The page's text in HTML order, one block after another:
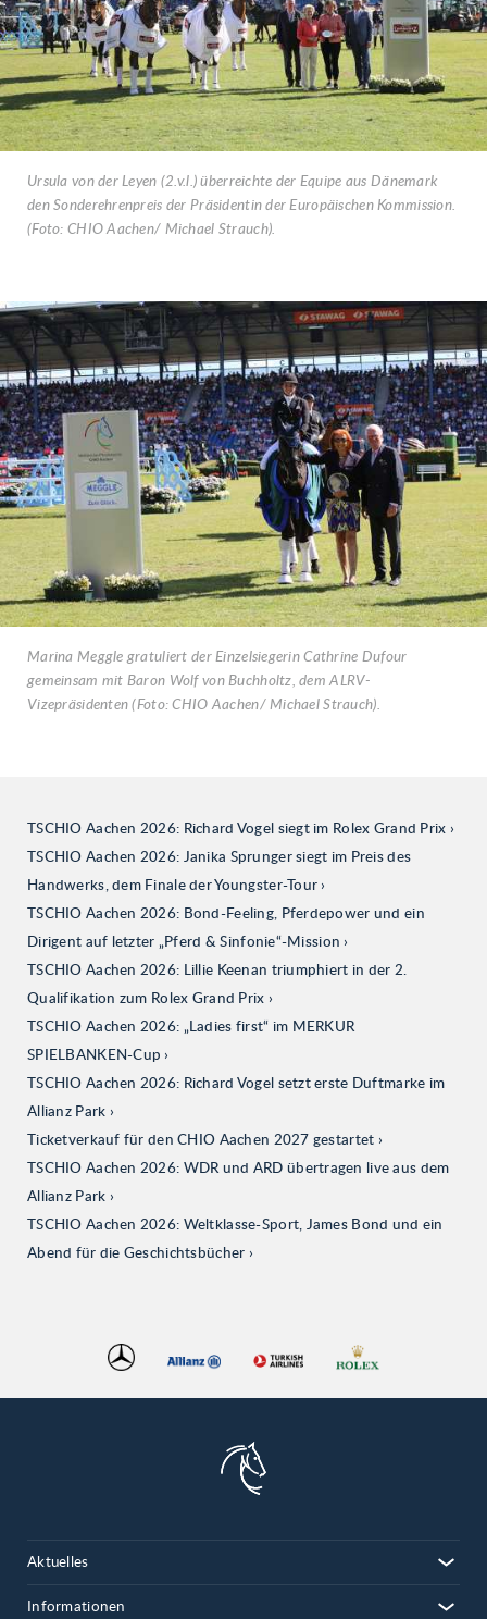
Ursula von der Leyen (2.v.l.) überreichte der Equipe aus Dänemark
den Sonderehrenpreis der Präsidentin der Europäischen Kommission.
(Foto: CHIO Aachen/ Michael Strauch).
Marina Meggle gratuliert der Einzelsiegerin Cathrine Dufour
gemeinsam mit Baron Wolf von Buchholtz, dem ALRV-
Vizepräsidenten (Foto: CHIO Aachen/ Michael Strauch).
TSCHIO Aachen 2026: Richard Vogel siegt im Rolex Grand Prix
TSCHIO Aachen 2026: Janika Sprunger siegt im Preis des
Handwerks, dem Finale der Youngster-Tour
TSCHIO Aachen 2026: Bond-Feeling, Pferdepower und ein
Dirigent auf letzter „Pferd & Sinfonie“-Mission
TSCHIO Aachen 2026: Lillie Keenan triumphiert in der 2.
Qualifikation zum Rolex Grand Prix
TSCHIO Aachen 2026: „Ladies first“ im MERKUR
SPIELBANKEN-Cup
TSCHIO Aachen 2026: Richard Vogel setzt erste Duftmarke im
Allianz Park
Ticketverkauf für den CHIO Aachen 2027 gestartet
TSCHIO Aachen 2026: WDR und ARD übertragen live aus dem
Allianz Park
TSCHIO Aachen 2026: Weltklasse-Sport, James Bond und ein
Abend für die Geschichtsbücher
Aktuelles
Informationen